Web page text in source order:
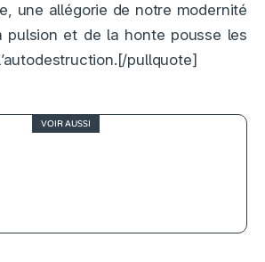
une allégorie de notre modernité
et de la honte pousse les
pullquote]
VOIR AUSSI